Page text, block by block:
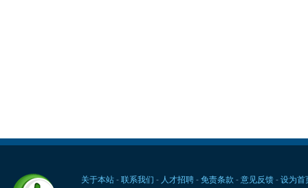
关于本站- 联系我们 - 人才招聘- 免责条款 - 意见反馈- 设为首